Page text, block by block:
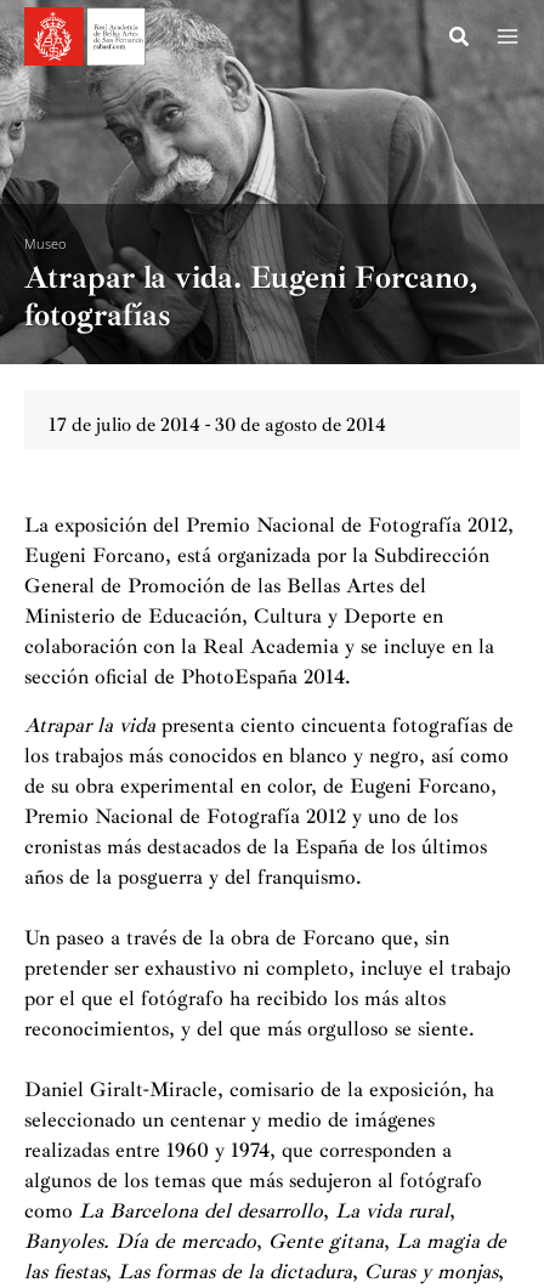
al
contenido
Museo
Atrapar la vida. Eugeni Forcano,
fotografías
17 de julio de 2014 - 30 de agosto de 2014
La exposición del Premio Nacional de Fotografía 2012,
Eugeni Forcano, está organizada por la Subdirección
General de Promoción de las Bellas Artes del
Ministerio de Educación, Cultura y Deporte en
colaboración con la Real Academia y se incluye en la
sección oficial de PhotoEspaña 2014.
Atrapar la vida presenta ciento cincuenta fotografías de
los trabajos más conocidos en blanco y negro, así como
de su obra experimental en color, de Eugeni Forcano,
Premio Nacional de Fotografía 2012 y uno de los
cronistas más destacados de la España de los últimos
años de la posguerra y del franquismo.
Un paseo a través de la obra de Forcano que, sin
pretender ser exhaustivo ni completo, incluye el trabajo
por el que el fotógrafo ha recibido los más altos
reconocimientos, y del que más orgulloso se siente.
Daniel Giralt-Miracle, comisario de la exposición, ha
seleccionado un centenar y medio de imágenes
realizadas entre 1960 y 1974, que corresponden a
algunos de los temas que más sedujeron al fotógrafo
como La Barcelona del desarrollo, La vida rural,
Banyoles. Día de mercado, Gente gitana, La magia de
las fiestas, Lasformas de la dictadura, Curas y monjas,